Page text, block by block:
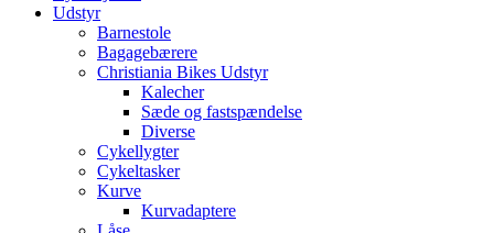
Udstyr
Barnestole
Bagagebærere
Christiania Bikes Udstyr
Kalecher
Sæde og fastspændelse
Diverse
Cykellygter
Cykeltasker
Kurve
Kurvadaptere